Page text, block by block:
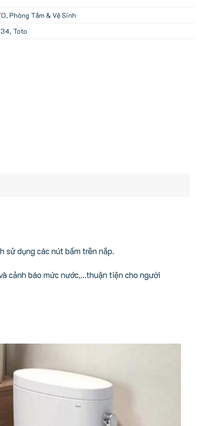
, Phòng Tắm & Vệ Sinh
, Toto
sử dụng các nút bấm trên nắp.
cảnh báo mức nước,…thuận tiện cho người